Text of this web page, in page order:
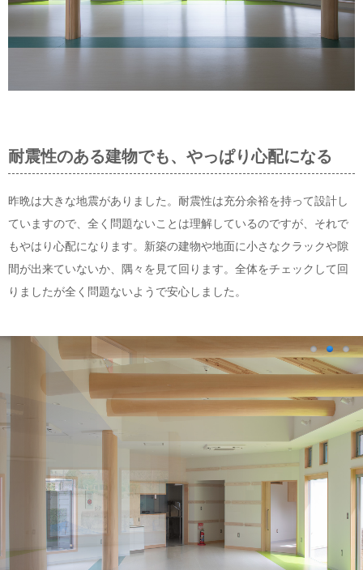
耐震性のある建物でも、やっぱり心配になる
昨晩は大きな地震がありました。耐震性は充分余裕を持って設計し
ていますので、全く問題ないことは理解しているのですが、それで
もやはり心配になります。新築の建物や地面に小さなクラックや隙
間が出来ていないか、隅々を見て回ります。全体をチェックして回
りましたが全く問題ないようで安心しました。